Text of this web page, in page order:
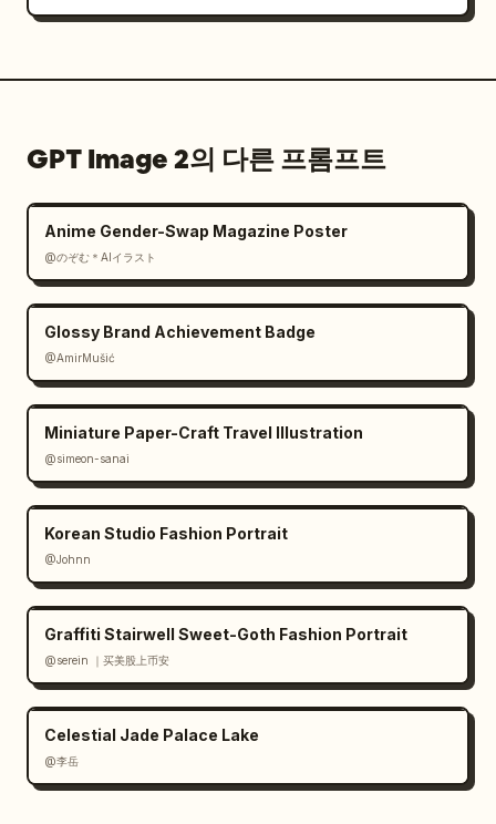
GPT Image 2의 다른 프롬프트
Anime Gender-Swap Magazine Poster
@のぞむ＊AIイラスト
Glossy Brand Achievement Badge
@AmirMušić
Miniature Paper-Craft Travel Illustration
@simeon-sanai
Korean Studio Fashion Portrait
@Johnn
Graffiti Stairwell Sweet-Goth Fashion Portrait
@serein ｜买美股上币安
Celestial Jade Palace Lake
@李岳